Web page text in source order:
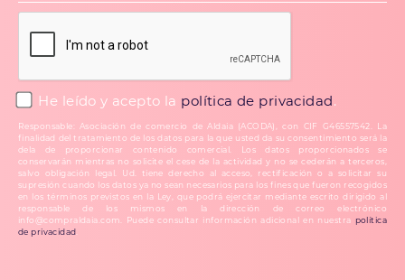
He leído y acepto la política de privacidad.
Responsable: Asociación de comercio de Aldaia (ACODA), con CIF G46557542. La
finalidad del tratamiento de los datos para la que usted da su consentimiento será la
dela de proporcionar contenido comercial. Los datos proporcionados se
conservarán mientras no solicite el cese de la actividad y no se cederán a terceros,
salvo obligación legal. Ud. tiene derecho al acceso, rectificación o a solicitar su
supresión cuando los datos ya no sean necesarios para los fines que fueron recogidos
en los términos previstos en la Ley, que podrá ejercitar mediante escrito dirigido al
responsable de los mismos en la dirección de correo electrónico
info@compraldaia.com. Puede consultar información adicional en nuestra política
de privacidad